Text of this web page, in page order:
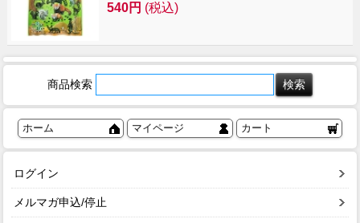
540円 (税込)
商品検索
ホーム マイページ カート
ログイン
メルマガ申込/停止